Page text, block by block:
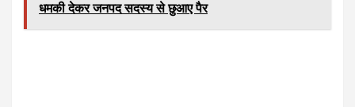
धमकी देकर जनपद सदस्य से छुआए पैर